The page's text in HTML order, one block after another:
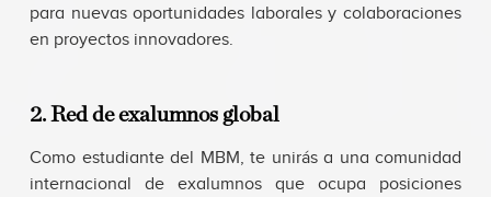
para nuevas oportunidades laborales y colaboraciones
en proyectos innovadores.
2. Red de exalumnos global
Como estudiante del MBM, te unirás a una comunidad
internacional de exalumnos que ocupa posiciones